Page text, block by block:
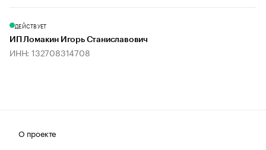
ДЕЙСТВУЕТ
ИП Ломакин Игорь Станиславович
ИНН: 132708314708
О проекте